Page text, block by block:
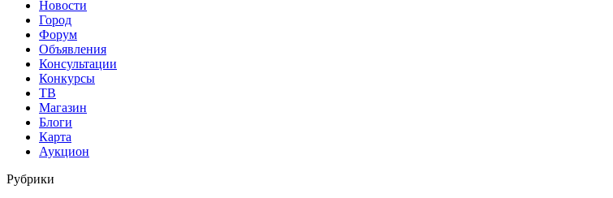
Новости
Город
Форум
Объявления
Консультации
Конкурсы
ТВ
Магазин
Блоги
Карта
Аукцион
Рубрики